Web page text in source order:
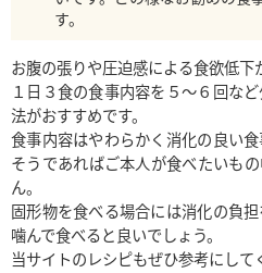
す。
お腹の張りや圧迫感による食欲低下
１日３食の食事内容を５〜６回な
法がおすすめです。
食事内容はやわらかく消化の良い
そうであればご本人が食べたいも
ん。
固形物を食べる場合には消化の負
噛んで食べると良いでしょう。
当サイトのレシピもぜひ参考にして